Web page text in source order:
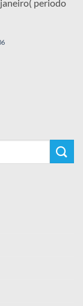
periodo